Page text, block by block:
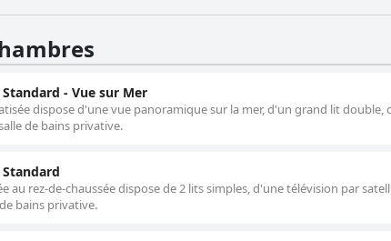
- Vue sur Mer
dispose d'une vue panoramique sur la mer, d'un grand lit double,
de bains privative.
au rez-de-chaussée dispose de 2 lits simples, d'une télévision par
bains privative.